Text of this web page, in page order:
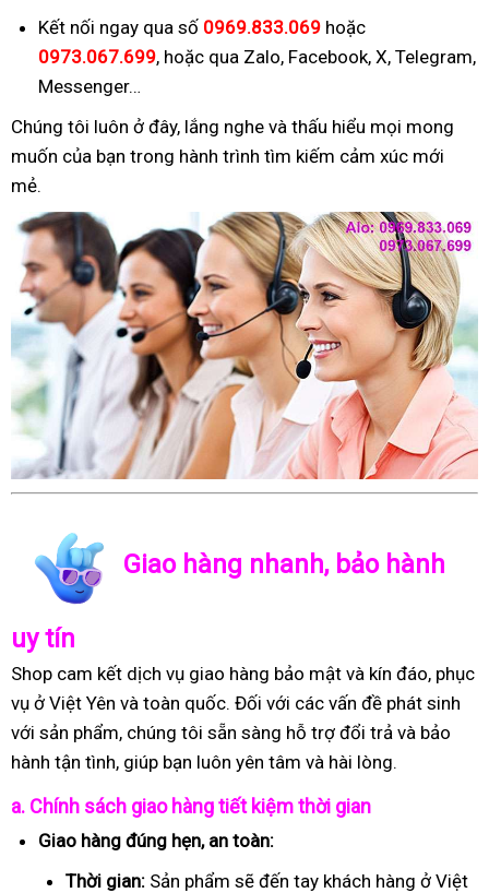
Kết nối ngay qua số 0969.833.069 hoặc
0973.067.699, hoặc qua Zalo, Facebook, X, Telegram,
Messenger…
Chúng tôi luôn ở đây, lắng nghe và thấu hiểu mọi mong
muốn của bạn trong hành trình tìm kiếm cảm xúc mới
mẻ.
Giao hàng nhanh, bảo hành
uy tín
Shop cam kết dịch vụ giao hàng bảo mật và kín đáo, phục
vụ ở Việt Yên và toàn quốc. Đối với các vấn đề phát sinh
với sản phẩm, chúng tôi sẵn sàng hỗ trợ đổi trả và bảo
hành tận tình, giúp bạn luôn yên tâm và hài lòng.
a. Chính sách giao hàng tiết kiệm thời gian
Giao hàng đúng hẹn, an toàn:
Thời gian: Sản phẩm sẽ đến tay khách hàng ở Việt